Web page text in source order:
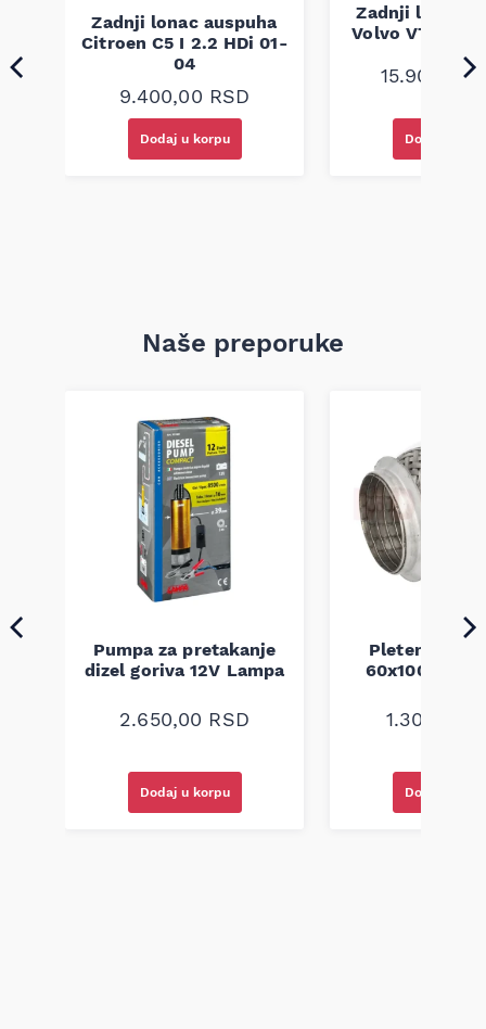
Zadnji lonac auspuha
Citroen C5 I 2.2 HDi 01-
04
9.400,00 RSD
Dodaj u korpu
Zadnji lonac
Volvo V70 II
15.900,00
Dodaj u
Naše preporuke
Pumpa za pretakanje
dizel goriva 12V Lampa
2.650,00 RSD
Dodaj u korpu
Pletenica
60x100
1.300,00
Dodaj u